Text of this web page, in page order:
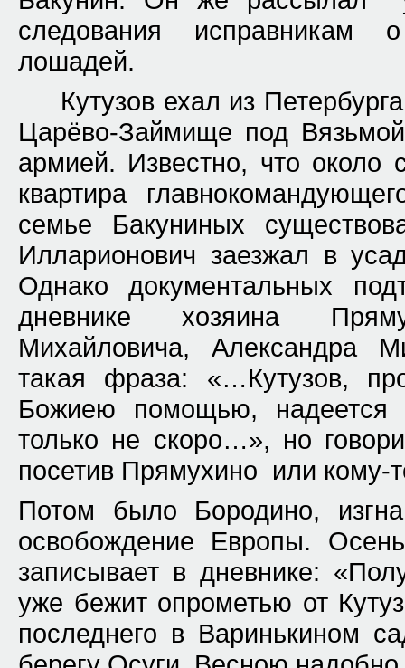
следования исправникам
лошадей.
Кутузов ехал из
Царёво-Займище под
армией. Известно, что около
квартира
семье Бакуниных
Илларионович заезжал в
Однако документальных
дневнике хозяина
Михайловича, Александра
такая фраза: «…Кутузов,
Божиею помощью, надеется
только не скоро…», но
посетив Прямухино или кому-
Потом было Бородино,
освобождение Европы.
записывает в дневнике:
уже бежит опрометью от
последнего в Варинькином